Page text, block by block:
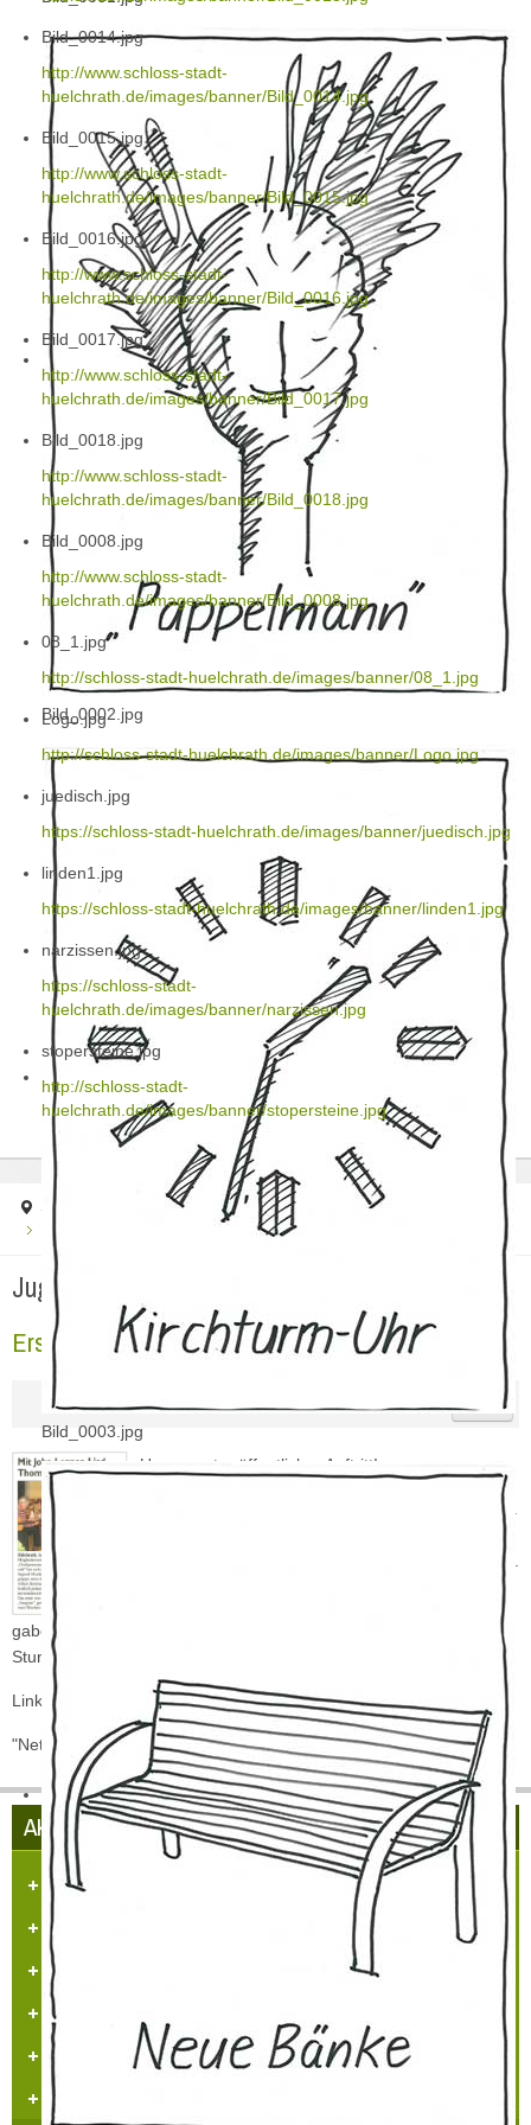
Bild_0002.jpg
Bild_0003.jpg
Bild_0014.jpg
http://www.schloss-stadt-
huelchrath.de/images/banner/Bild_0014.jpg
Bild_0015.jpg
http://www.schloss-stadt-
huelchrath.de/images/banner/Bild_0015.jpg
Bild_0016.jpg
http://www.schloss-stadt-
huelchrath.de/images/banner/Bild_0016.jpg
Bild_0017.jpg
http://www.schloss-stadt-
huelchrath.de/images/banner/Bild_0017.jpg
Bild_0018.jpg
http://www.schloss-stadt-
huelchrath.de/images/banner/Bild_0018.jpg
Bild_0008.jpg
http://www.schloss-stadt-
huelchrath.de/images/banner/Bild_0008.jpg
08_1.jpg
http://schloss-stadt-huelchrath.de/images/banner/08_1.jpg
Logo.jpg
http://schloss-stadt-huelchrath.de/images/banner/Logo.jpg
juedisch.jpg
https://schloss-stadt-huelchrath.de/images/banner/juedisch.jpg
linden1.jpg
https://schloss-stadt-huelchrath.de/images/banner/linden1.jpg
narzissen.jpg
https://schloss-stadt-
huelchrath.de/images/banner/narzissen.jpg
stopersteine.jpg
http://schloss-stadt-
huelchrath.de/images/banner/stopersteine.jpg
Startseite
Jugendarbeit
Erster öffentlicher Auftritt der Musikgruppe
Jugendarbeit
Erster öffentlicher Auftritt der Musikgruppe
Unser erster öffentlicher Auftritt!
Anlässlich der letzen Mitgliederversammung im St.
innerhalb unserer Jugengruppe ihr erstes Konzert.
gaben die Kid's ihr Bestes. Wir freuen uns auf viele weitere schöne
Stunden innerhalb dieses Jugendangebotes in Hülchrath.
Links ein Bericht aus dem "Erftkurier" zum vergrößern.
"Net kalle, ... donn"
AKTUELLES AUS HÜLCHRATH
Herzlich Willkommen in Hülchrath
Führungen in der Schloss-Stadt-Hülchrath
Mängelmelder der Stadt GV
Adventsfenster 2025
Arbeitskreissitzung
Veranstaltungskalender